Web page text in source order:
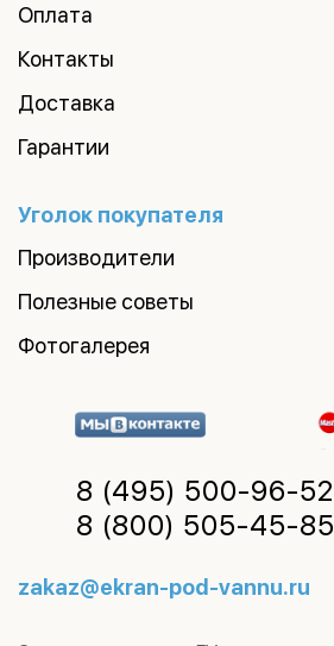
Оплата
Контакты
Доставка
Гарантии
Уголок покупателя
Производители
Полезные советы
Фотогалерея
8 (495) 500-96-52
8 (800) 505-45-85
zakaz@ekran-pod-vannu.ru